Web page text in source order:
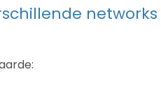
networks